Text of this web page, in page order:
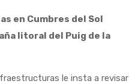
en Cumbres del Sol
litoral del Puig de la
le insta a revisar